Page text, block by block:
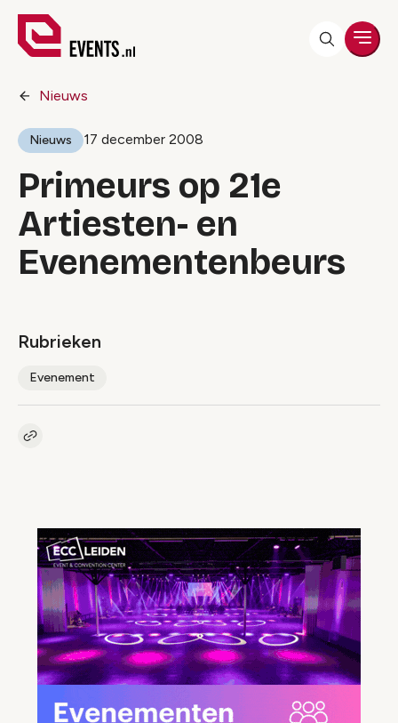
Nieuws
Nieuws 17 december 2008
Primeurs op 21e
Artiesten- en
Evenementenbeurs
Rubrieken
Evenement
Kopieer link naar artikel